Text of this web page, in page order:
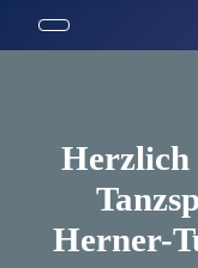
Herzlich
Herner-